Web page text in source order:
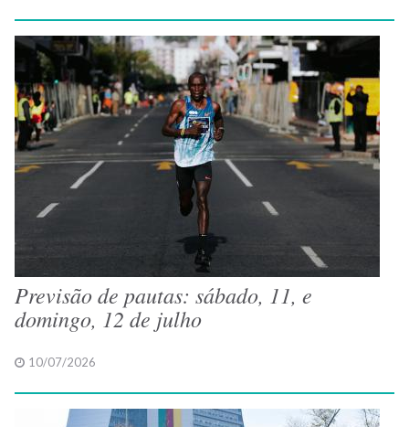
Previsão de pautas: sábado, 11, e
domingo, 12 de julho
10/07/2026